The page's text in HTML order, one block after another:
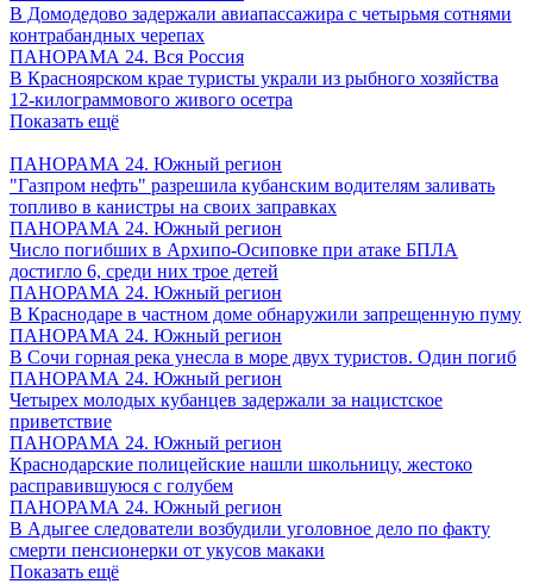
В Домодедово задержали авиапассажира с четырьмя сотнями
контрабандных черепах
ПАНОРАМА 24. Вся Россия
В Красноярском крае туристы украли из рыбного хозяйства
12-килограммового живого осетра
Показать ещё
ПАНОРАМА 24. Южный регион
"Газпром нефть" разрешила кубанским водителям заливать
топливо в канистры на своих заправках
ПАНОРАМА 24. Южный регион
Число погибших в Архипо-Осиповке при атаке БПЛА
достигло 6, среди них трое детей
ПАНОРАМА 24. Южный регион
В Краснодаре в частном доме обнаружили запрещенную пуму
ПАНОРАМА 24. Южный регион
В Сочи горная река унесла в море двух туристов. Один погиб
ПАНОРАМА 24. Южный регион
Четырех молодых кубанцев задержали за нацистское
приветствие
ПАНОРАМА 24. Южный регион
Краснодарские полицейские нашли школьницу, жестоко
расправившуюся с голубем
ПАНОРАМА 24. Южный регион
В Адыгее следователи возбудили уголовное дело по факту
смерти пенсионерки от укусов макаки
Показать ещё